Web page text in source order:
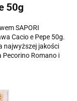
50g
SAPORI
Cacio e Pepe 50g.
najwyższej jakości
Romano i